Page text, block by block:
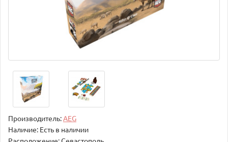
Производитель:AEG
Наличие: Есть в наличии